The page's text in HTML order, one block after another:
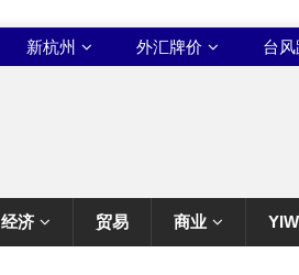
新杭州 外汇牌价 台
经济 贸易 商业